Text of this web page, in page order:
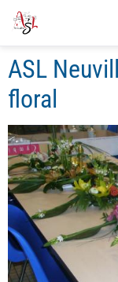
ASL
floral